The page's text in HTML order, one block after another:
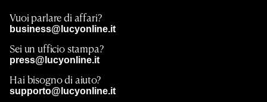
Vuoi parlare di affari?
business@lucyonline.it
Sei un ufficio stampa?
press@lucyonline.it
Hai bisogno di aiuto?
supporto@lucyonline.it